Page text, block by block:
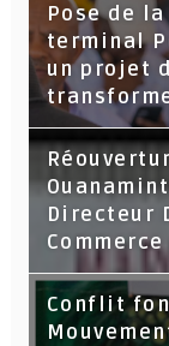
Pose de
terminal
un projet
Directeur
Conflit